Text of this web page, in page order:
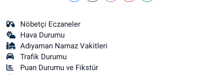
Nöbetçi Eczaneler
Hava Durumu
Adiyaman Namaz Vakitleri
Trafik Durumu
Puan Durumu ve Fikstür